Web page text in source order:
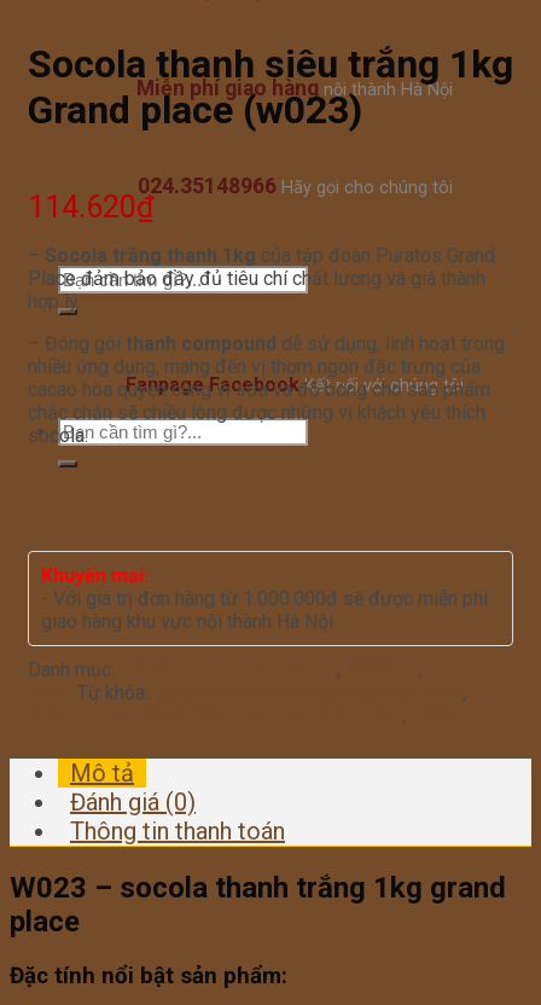
Miễn phí giao hàng nội thành Hà Nội
024.35148966 Hãy gọi cho chúng tôi
Fanpage Facebook Kết nối với chúng tôi
Socola thanh siêu trắng 1kg
Grand place (w023)
114.620₫
– Socola trắng thanh 1kg của tập đoàn Puratos Grand
Place đảm bảo đầy đủ tiêu chí chất lượng và giá thành
hợp lý.
– Đóng gói thanh compound dễ sử dụng, linh hoạt trong
nhiều ứng dụng, mang đến vị thơm ngon đặc trưng của
cacao hòa quyện cùng vị sữa và độ bóng cho sản phẩm
chắc chắn sẽ chiều lòng được những vị khách yêu thích
socola.
Khuyến mại:
- Với giá trị đơn hàng từ 1.000.000đ sẽ được miễn phí
giao hàng khu vực nội thành Hà Nội
Danh mục: , ,
Từ khóa:
,
,
Mô tả
Đánh giá (0)
Thông tin thanh toán
W023 – socola thanh trắng 1kg grand
place
Đặc tính nổi bật sản phẩm: